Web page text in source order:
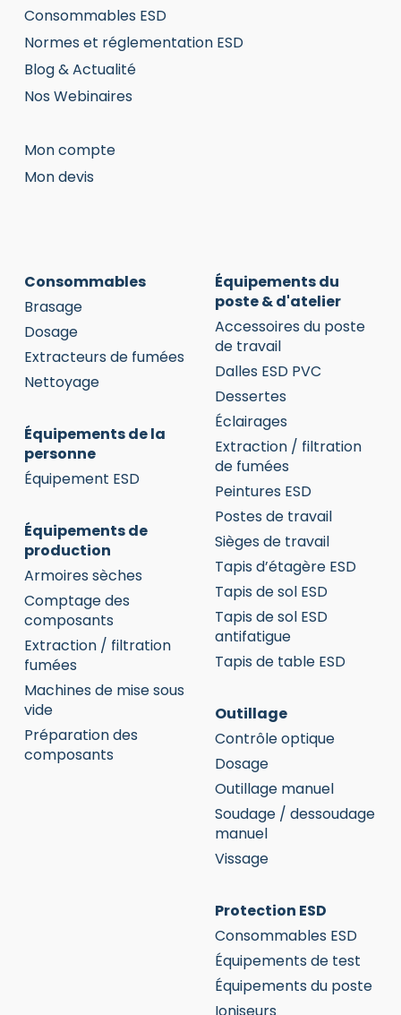
Consommables ESD
Normes et réglementation ESD
Blog & Actualité
Nos Webinaires
Mon compte
Mon devis
Consommables
Brasage
Dosage
Extracteurs de fumées
Nettoyage
Équipements de la
personne
Équipement ESD
Équipements de
production
Armoires sèches
Comptage des
composants
Extraction / filtration
fumées
Machines de mise sous
vide
Préparation des
composants
Équipements du
poste & d'atelier
Accessoires du poste
de travail
Dalles ESD PVC
Dessertes
Éclairages
Extraction / filtration
de fumées
Peintures ESD
Postes de travail
Sièges de travail
Tapis d’étagère ESD
Tapis de sol ESD
Tapis de sol ESD
antifatigue
Tapis de table ESD
Outillage
Contrôle optique
Dosage
Outillage manuel
Soudage / dessoudage
manuel
Vissage
Protection ESD
Consommables ESD
Équipements de test
Équipements du poste